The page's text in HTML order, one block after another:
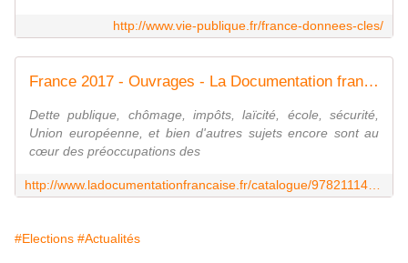
http://www.vie-publique.fr/france-donnees-cles/
France 2017 - Ouvrages - La Documentation française
Dette publique, chômage, impôts, laïcité, école, sécurité,
Union européenne, et bien d'autres sujets encore sont au
cœur des préoccupations des
#Elections #Actualités